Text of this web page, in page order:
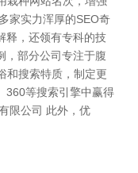
家实力浑厚的SEO奇
释，还领有专科的技
，部分公司专注于腹
和搜索特质，制定更
360等搜索引擎中赢得
限公司 此外，优